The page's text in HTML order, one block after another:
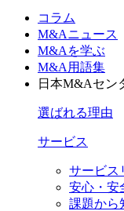
コラム
M&Aニュース
M&Aを学ぶ
M&A用語集
日本M&Aセン
選ばれる理由
サービス
サービス
安心・安
課題から